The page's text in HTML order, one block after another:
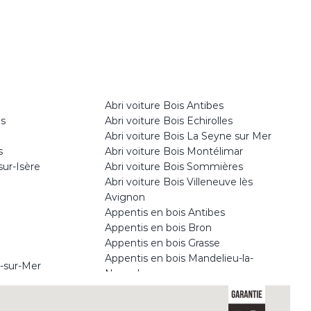
Abri voiture Bois Antibes
Abri voiture Bois Echirolles
Abri voiture Bois La Seyne sur Mer
Abri voiture Bois Montélimar
Isère
Abri voiture Bois Sommières
Abri voiture Bois Villeneuve lès
Avignon
Appentis en bois Antibes
Appentis en bois Bron
Appentis en bois Grasse
sur-Mer
Appentis en bois Mandelieu-la-
Napoule
Appentis en bois Romans-sur-Isère